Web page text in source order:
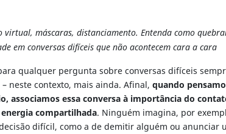
virtual, máscaras, distanciamento. Entenda como
em conversas difíceis que não acontecem cara a cara
qualquer pergunta sobre conversas difíceis
neste contexto, mais ainda. Afinal, quando
associamos essa conversa à importância do
compartilhada. Ninguém imagina, por
difícil, como a de demitir alguém ou anunciar